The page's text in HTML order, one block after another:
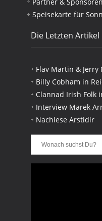
Speisekarte für
Die Letzten Artikel
Flav Martin &
Billy Cobham in
Clannad Irish Folk
Interview Marek
Nachlese Arstidir